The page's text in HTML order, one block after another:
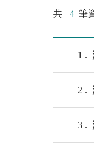
共 4 筆
1
2
3